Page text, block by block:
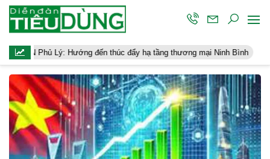
Lý: Hướng đến thúc đẩy hạ tầng thương mại Ninh Bình Điều